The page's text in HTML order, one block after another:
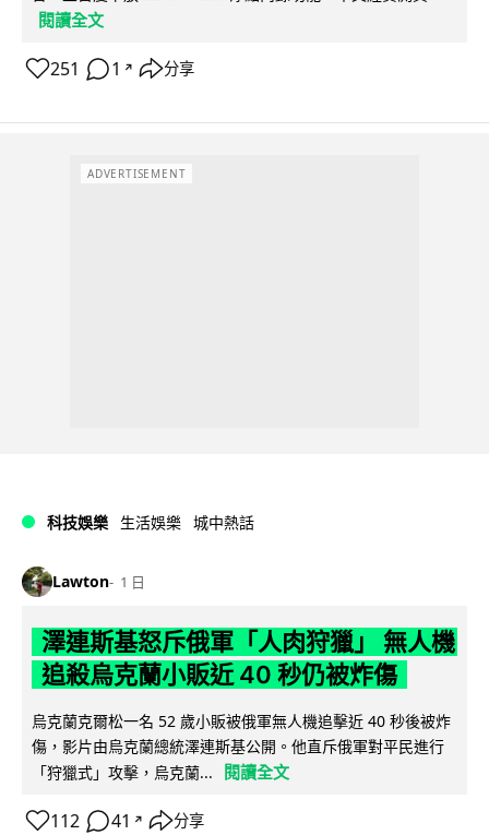
閱讀全文
251 1 ↗ 分享
ADVERTISEMENT
科技娛樂 生活娛樂 城中熱話
Lawton 1 日
澤連斯基怒斥俄軍「人肉狩獵」 無人機
追殺烏克蘭小販近 40 秒仍被炸傷
烏克蘭克爾松一名 52 歲小販被俄軍無人機追擊近 40 秒後被炸
傷，影片由烏克蘭總統澤連斯基公開。他直斥俄軍對平民進行
「狩獵式」攻擊，烏克蘭...
閱讀全文
112 41 ↗ 分享